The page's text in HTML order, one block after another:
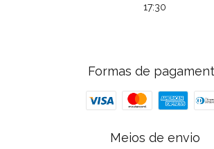
17:30
Formas de
Meios de envio